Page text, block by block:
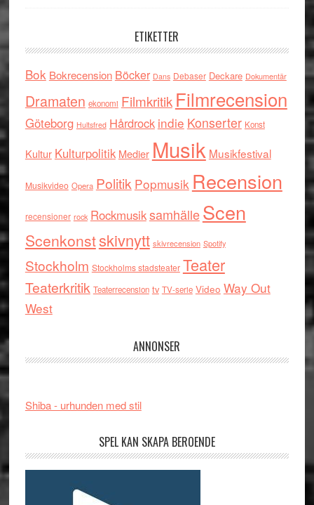
ETIKETTER
Bok Bokrecension Böcker Dans Debaser Deckare Dokumentär
Dramaten ekonomi Filmkritik Filmrecension
Göteborg Hultsfred Hårdrock indie Konserter Konst
Kultur Kulturpolitik Medier Musik Musikfestival
Musikvideo Opera Politik Popmusik Recension
recensioner rock RockmusiksamhälleScen
Scenkonstskivnytt skivrecension Spotify
Stockholm Stockholms stadsteater Teater
Teaterkritik Teaterrecension tv TV-serie Video Way Out
West
ANNONSER
Shiba - urhunden med stil
SPEL KAN SKAPA BEROENDE